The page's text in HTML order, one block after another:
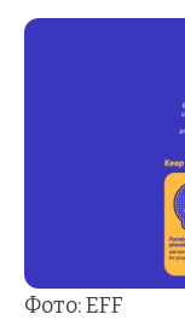
Фото: EFF